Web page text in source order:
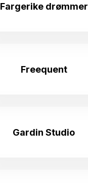
Fargerike drømmer
Freequent
Gardin Studio